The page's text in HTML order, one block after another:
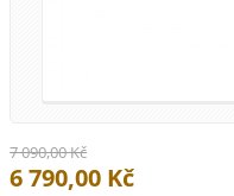
7 090,00 Kč
6 790,00 Kč